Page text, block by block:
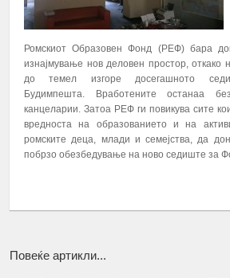
Ромскиот Образовен Фонд (РЕФ) бара
изнајмување нов деловен простор, откако
до темел изгоре досегашното
Будимпешта. Вработените останаа
канцеларии. Затоа РЕФ ги повикува сите
вредноста на образованието и на
ромските деца, млади и семејства, да
побрзо обезбедување на ново седиште за
Повеќе артикли...